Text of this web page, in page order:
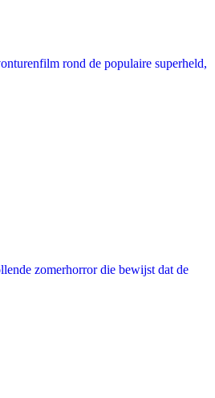
rond de populaire superheld,
zomerhorror die bewijst dat de